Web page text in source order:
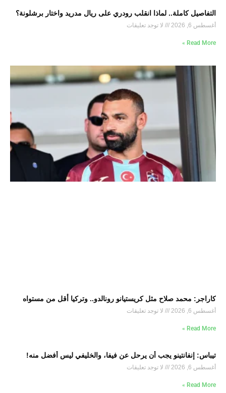
التفاصيل كاملة.. لماذا انقلب رودري على ريال مدريد واختار برشلونة؟
أغسطس 6, 2026 لا توجد تعليقات
Read More »
كاراجر: محمد صلاح مثل كريستيانو رونالدو.. وتركيا أقل من مستواه
أغسطس 6, 2026 لا توجد تعليقات
Read More »
تيباس: إنفانتينو يجب أن يرحل عن فيفا، والخليفي ليس أفضل منه!
أغسطس 6, 2026 لا توجد تعليقات
Read More »